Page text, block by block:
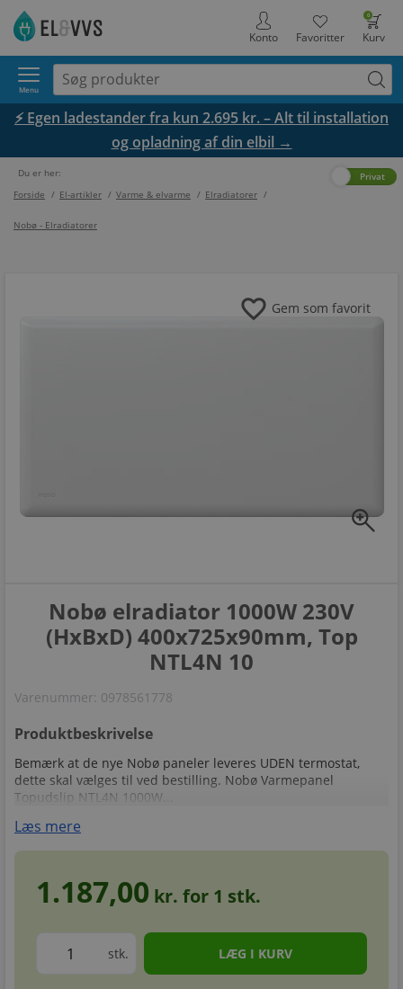
0
Kurv
Favoritter
Konto
Menu
⚡ Egen ladestander fra kun 2.695 kr. – Alt til installation
og opladning af din elbil →
Du er her:
Forside / El-artikler / Varme & elvarme / Elradiatorer /
Nobø - Elradiatorer
Privat
zoom_in
favorite Gem som favorit
Nobø elradiator 1000W 230V
(HxBxD) 400x725x90mm, Top
NTL4N 10
Varenummer: 0978561778
Produktbeskrivelse
Bemærk at de nye Nobø paneler leveres UDEN termostat,
dette skal vælges til ved bestilling. Nobø Varmepanel
Topudslip NTL4N 1000W...
Læs mere
1.187,00 kr. for 1 stk.
stk.